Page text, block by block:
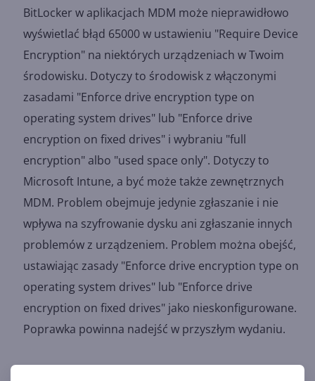
BitLocker w aplikacjach MDM może nieprawidłowo
wyświetlać błąd 65000 w ustawieniu "Require Device
Encryption" na niektórych urządzeniach w Twoim
środowisku. Dotyczy to środowisk z włączonymi
zasadami "Enforce drive encryption type on
operating system drives" lub "Enforce drive
encryption on fixed drives" i wybraniu "full
encryption" albo "used space only". Dotyczy to
Microsoft Intune, a być może także zewnętrznych
MDM. Problem obejmuje jedynie zgłaszanie i nie
wpływa na szyfrowanie dysku ani zgłaszanie innych
problemów z urządzeniem. Problem można obejść,
ustawiając zasady "Enforce drive encryption type on
operating system drives" lub "Enforce drive
encryption on fixed drives" jako nieskonfigurowane.
Poprawka powinna nadejść w przyszłym wydaniu.
Pozostałe aktualizacje Windows 10